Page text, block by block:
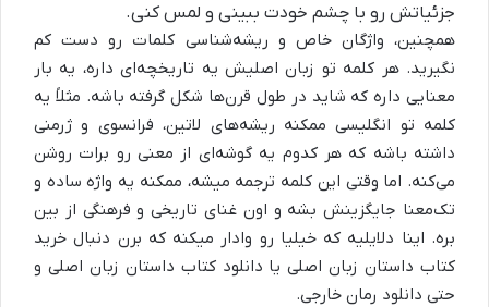
جزئیاتش رو با چشم خودت ببینی و لمس کنی.
همچنین، واژگان خاص و ریشه‌شناسی کلمات رو دست کم
نگیرید. هر کلمه تو زبان اصلیش یه تاریخچه‌ای داره، یه بار
معنایی داره که شاید در طول قرن‌ها شکل گرفته باشه. مثلاً یه
کلمه تو انگلیسی ممکنه ریشه‌های لاتین، فرانسوی و ژرمنی
داشته باشه که هر کدوم یه گوشه‌ای از معنی رو برات روشن
می‌کنه. اما وقتی این کلمه ترجمه میشه، ممکنه یه واژه ساده و
تک‌معنا جایگزینش بشه و اون غنای تاریخی و فرهنگی از بین
بره. اینا دلایلیه که خیلیا رو وادار میکنه که برن دنبال خرید
کتاب داستان زبان اصلی یا دانلود کتاب داستان زبان اصلی و
حتی دانلود رمان خارجی.